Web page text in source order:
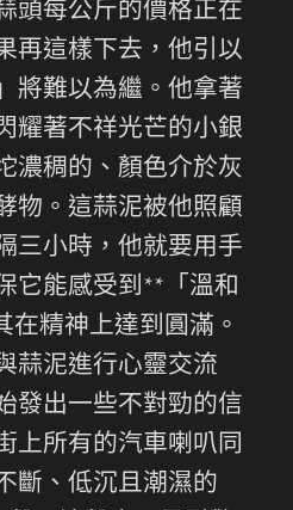
頭每公斤的價格正在
再這樣下去，他引以
將難以為繼。他拿著
耀著不祥光芒的小銀
濃稠的、顏色介於灰
物。這蒜泥被他照顧
三小時，他就要用手
它能感受到**「溫和
在精神上達到圓滿。
蒜泥進行心靈交流
發出一些不對勁的信
上所有的汽車喇叭同
斷、低沉且潮濕的